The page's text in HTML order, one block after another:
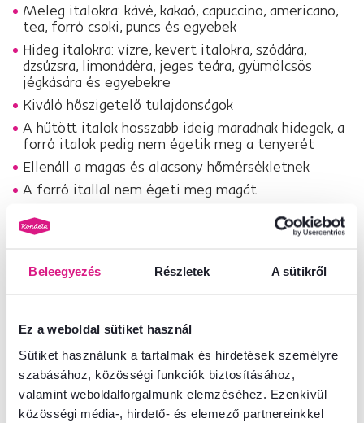
Beleegyezés Részletek A sütikről
Ez a weboldal sütiket használ
Sütiket használunk a tartalmak és hirdetések személyre
szabásához, közösségi funkciók biztosításához,
valamint weboldalforgalmunk elemzéséhez. Ezenkívül
közösségi média-, hirdető- és elemező partnereinkkel
Meleg italokra: kávé, kakaó, capuccino, americano,
tea, forró csoki, puncs és egyebek
Hideg italokra: vízre, kevert italokra, szódára,
dzsúzsra, limonádéra, jeges teára, gyümölcsös
jégkására és egyebekre
Kiváló hőszigetelő tulajdonságok
A hűtött italok hosszabb ideig maradnak hidegek, a
forró italok pedig nem égetik meg a tenyerét
Ellenáll a magas és alacsony hőmérsékletnek
A forró itallal nem égeti meg magát
hőmérsékletét
Ellenáll a karcolásoknak és repedéseknek
A poharak nem párásodnak be
Mikrohullámú sütőben nem ajánlott használni
Mivel kézzel készítettfújt boroszilikátüvegből készült termékről van
szó, nem garantálható, hogy az egyes termékek vastagsága, súlya vagy